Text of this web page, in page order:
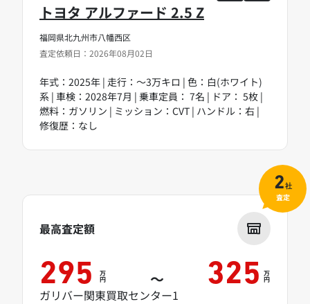
福岡県北九州市八幡西区
査定依頼日：2026年08月02日
トヨタ アルファード 2.5 Z
年式：2025年 | 走行：～3万キロ | 色：白(ホワイト)
系 | 車検：2028年7月 | 乗車定員： 7名 | ドア： 5枚 |
燃料：ガソリン | ミッション：CVT | ハンドル：右 |
修復歴：なし
最高査定額
295 万
円 ～ 325 万
円
ガリバー関東買取センター1
2社
査定